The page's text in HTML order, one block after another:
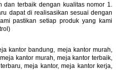
terbaik dengan kualitas nomor 1.
dapat di realisasikan sesuai dengan
pastikan setiap produk yang kami
kantor bandung, meja kantor murah,
kantor murah, meja kantor terbaik,
meja kantor, meja kantor kerja,